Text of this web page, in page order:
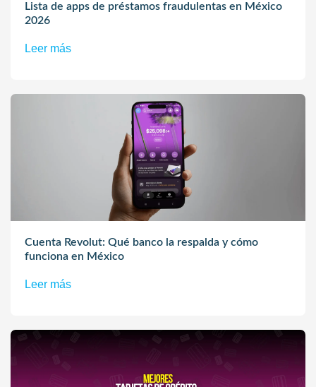
Lista de apps de préstamos fraudulentas en México
2026
Leer más
Cuenta Revolut: Qué banco la respalda y cómo
funciona en México
Leer más